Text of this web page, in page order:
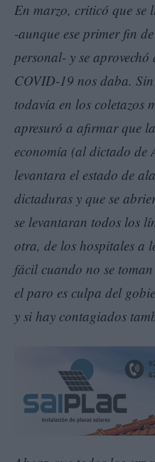
En marzo, criticó que se
-aunque ese primer fin
personal- y se
COVID-19 nos daba.
todavía en los coletazos
apresuró a afirmar que
economía (al dictado de
levantara el estado de
dictaduras y que se
se levantaran todos los
otra, de los hospitales a
fácil cuando no se
el paro es culpa del
y si hay contagiados